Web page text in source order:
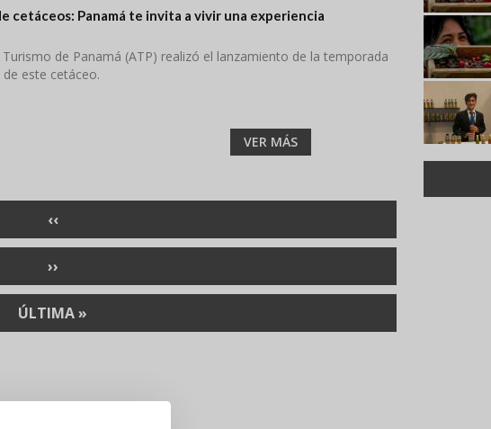
cetáceos: Panamá te invita a vivir una experiencia
de Panamá (ATP) realizó el lanzamiento de la temporada
este cetáceo.
VER MÁS
PÁGINA
ANTERIOR
‹‹
SIGUIENTE
PÁGINA
››
ÚLTIMA
PÁGINA
ÚLTIMA »